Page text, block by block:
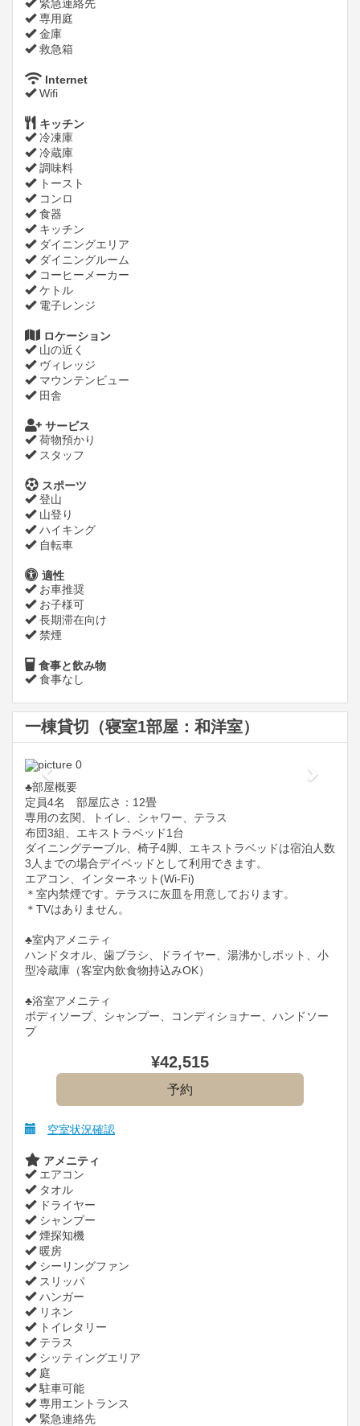
緊急連絡先
専用庭
金庫
救急箱
Internet
Wifi
キッチン
冷凍庫
冷蔵庫
調味料
トースト
コンロ
食器
キッチン
ダイニングエリア
ダイニングルーム
コーヒーメーカー
ケトル
電子レンジ
ロケーション
山の近く
ヴィレッジ
マウンテンビュー
田舎
サービス
荷物預かり
スタッフ
スポーツ
登山
山登り
ハイキング
自転車
適性
お車推奨
お子様可
長期滞在向け
禁煙
食事と飲み物
食事なし
一棟貸切（寝室1部屋：和洋室）
Previous Next
♣️部屋概要
定員4名 部屋広さ：12畳
専用の玄関、トイレ、シャワー、テラス
布団3組、エキストラベッド1台
ダイニングテーブル、椅子4脚、エキストラベッドは宿泊人数
3人までの場合デイベッドとして利用できます。
エアコン、インターネット(Wi-Fi)
＊室内禁煙です。テラスに灰皿を用意しております。
＊TVはありません。
♣️室内アメニティ
ハンドタオル、歯ブラシ、ドライヤー、湯沸かしポット、小
型冷蔵庫（客室内飲食物持込みOK）
♣️浴室アメニティ
ボディソープ、シャンプー、コンディショナー、ハンドソー
プ
¥42,515
空室状況確認
アメニティ
エアコン
タオル
ドライヤー
シャンプー
煙探知機
暖房
シーリングファン
スリッパ
ハンガー
リネン
トイレタリー
テラス
シッティングエリア
庭
駐車可能
専用エントランス
緊急連絡先